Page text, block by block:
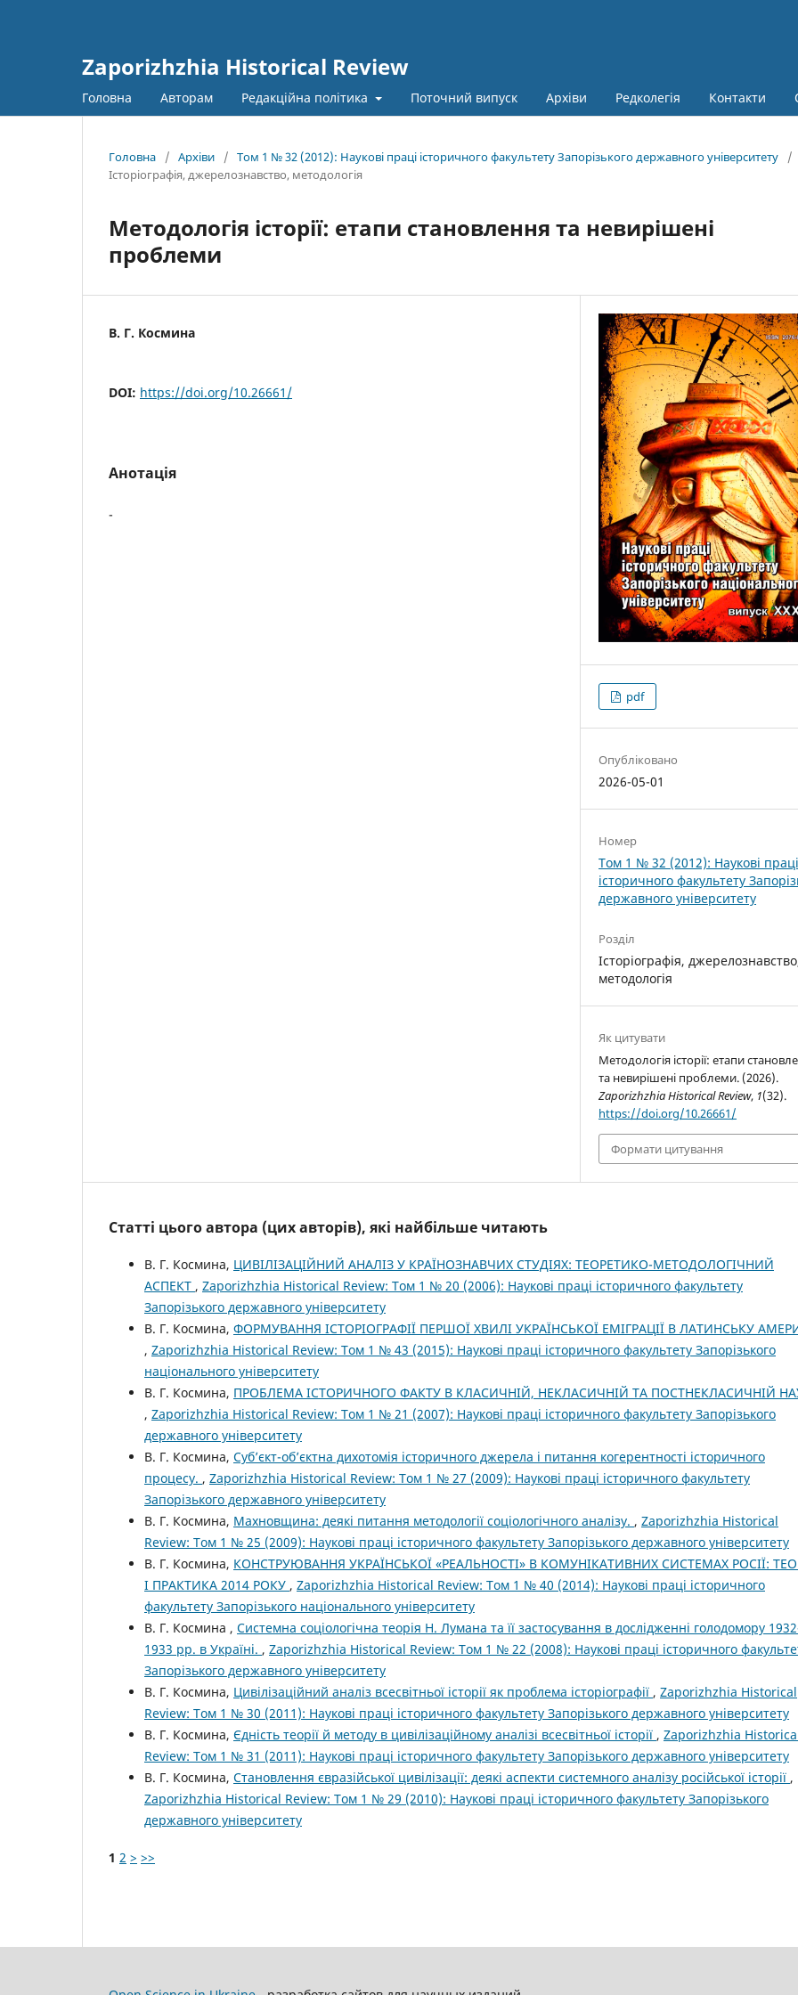
Zaporizhzhia Historical Review
Головна Авторам Редакційна політика Поточний випуск Архіви Редколегія Контакти
Головна / Архіви / Том 1 № 32 (2012): Наукові праці історичного факультету Запорізького державного університету
/
Історіографія, джерелознавство, методологія
Методологія історії: етапи становлення та невирішені
проблеми
В. Г. Космина
DOI: https://doi.org/10.26661/
Анотація
-
pdf
Опубліковано
2026-05-01
Номер
Том 1 № 32 (2012): Наукові праці
історичного факультету
державного університету
Розділ
Історіографія,
методологія
Як цитувати
Методологія історії: етапи
та невирішені проблеми. (2026).
Zaporizhzhia Historical Review, 1(32).
https://doi.org/10.26661/
Формати цитування
Статті цього автора (цих авторів), які найбільше читають
В. Г. Космина, ЦИВІЛІЗАЦІЙНИЙ АНАЛІЗ У КРАЇНОЗНАВЧИХ СТУДІЯХ: ТЕОРЕТИКО-МЕТОДОЛОГІЧНИЙ
АСПЕКТ , Zaporizhzhia Historical Review: Том 1 № 20 (2006): Наукові праці історичного факультету
Запорізького державного університету
В. Г. Космина, ФОРМУВАННЯ ІСТОРІОГРАФІЇ ПЕРШОЇ ХВИЛІ УКРАЇНСЬКОЇ ЕМІГРАЦІЇ В ЛАТИНСЬКУ
, Zaporizhzhia Historical Review: Том 1 № 43 (2015): Наукові праці історичного факультету Запорізького
національного університету
В. Г. Космина, ПРОБЛЕМА ІСТОРИЧНОГО ФАКТУ В КЛАСИЧНІЙ, НЕКЛАСИЧНІЙ ТА ПОСТНЕКЛАСИЧНІЙ
, Zaporizhzhia Historical Review: Том 1 № 21 (2007): Наукові праці історичного факультету Запорізького
державного університету
В. Г. Космина, Суб’єкт-об’єктна дихотомія історичного джерела і питання когерентності історичного
процесу. , Zaporizhzhia Historical Review: Том 1 № 27 (2009): Наукові праці історичного факультету
Запорізького державного університету
В. Г. Космина, Махновщина: деякі питання методології соціологічного аналізу. , Zaporizhzhia Historical
Review: Том 1 № 25 (2009): Наукові праці історичного факультету Запорізького державного університету
В. Г. Космина, КОНСТРУЮВАННЯ УКРАЇНСЬКОЇ «РЕАЛЬНОСТІ» В КОМУНІКАТИВНИХ СИСТЕМАХ РОСІЇ:
І ПРАКТИКА 2014 РОКУ , Zaporizhzhia Historical Review: Том 1 № 40 (2014): Наукові праці історичного
факультету Запорізького національного університету
В. Г. Космина , Системна соціологічна теорія Н. Лумана та її застосування в дослідженні голодомору
1933 рр. в Україні. , Zaporizhzhia Historical Review: Том 1 № 22 (2008): Наукові праці історичного
Запорізького державного університету
В. Г. Космина, Цивілізаційний аналіз всесвітньої історії як проблема історіографії , Zaporizhzhia Historical
Review: Том 1 № 30 (2011): Наукові праці історичного факультету Запорізького державного університету
В. Г. Космина, Єдність теорії й методу в цивілізаційному аналізі всесвітньої історії , Zaporizhzhia
Review: Том 1 № 31 (2011): Наукові праці історичного факультету Запорізького державного університету
В. Г. Космина, Становлення євразійської цивілізації: деякі аспекти системного аналізу російської історії ,
Zaporizhzhia Historical Review: Том 1 № 29 (2010): Наукові праці історичного факультету Запорізького
державного університету
1 2 > >>